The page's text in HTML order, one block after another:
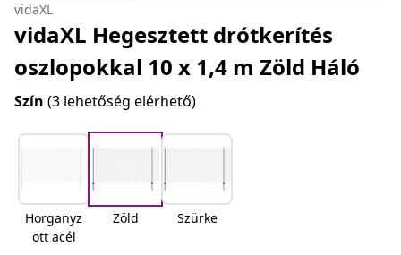
vidaXL
vidaXL Hegesztett drótkerítés
oszlopokkal 10 x 1,4 m Zöld Háló
Szín (3 lehetőség elérhető)
Horganyz
ott acél
Zöld Szürke